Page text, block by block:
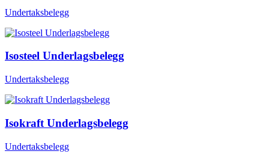
Undertaksbelegg
Isosteel Underlagsbelegg
Undertaksbelegg
Isokraft Underlagsbelegg
Undertaksbelegg